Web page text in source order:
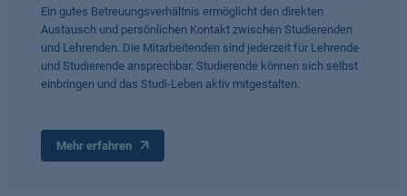
Ein gutes Betreuungsverhältnis ermöglicht den direkten
Austausch und persönlichen Kontakt zwischen Studierenden
und Lehrenden. Die Mitarbeitenden sind jederzeit für Lehrende
und Studierende ansprechbar. Studierende können sich selbst
einbringen und das Studi-Leben aktiv mitgestalten.
Mehr erfahren